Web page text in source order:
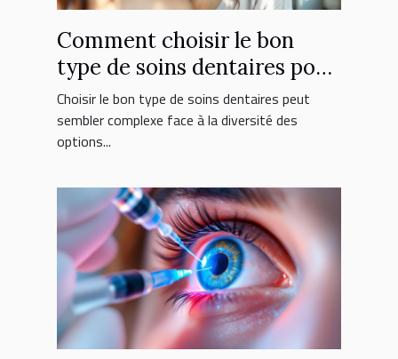
Comment choisir le bon
type de soins dentaires pour
vous ?
Choisir le bon type de soins dentaires peut
sembler complexe face à la diversité des
options...